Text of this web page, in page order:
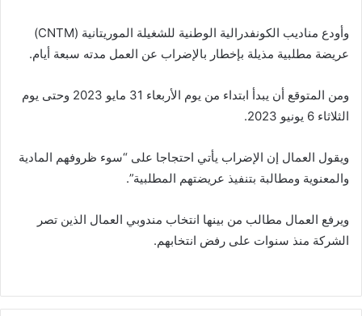
وأودع مناديب الكونفدرالية الوطنية للشغيلة الموريتانية (CNTM)
عريضة مطلبية مذيلة بإخطار بالإضراب عن العمل مدته سبعة أيام.
ومن المتوقع أن يبدأ ابتداء من يوم الأربعاء 31 مايو 2023 وحتى يوم
الثلاثاء 6 يونيو 2023.
ويقول العمال إن الإضراب يأتي احتجاجا على “سوء ظروفهم المادية
والمعنوية ومطالبة بتنفيذ عريضتهم المطلبية”.
ويرفع العمال مطالب من بينها انتخاب مندوبي العمال الذين تصر
الشركة منذ سنوات على رفض انتخابهم.